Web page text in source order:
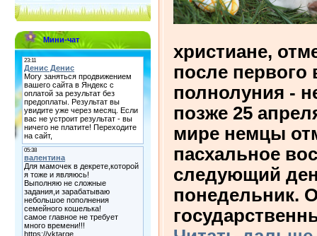
Мини-чат
христиане,
после первого
полнолуния -
позже 25
мире немцы
пасхальное
следующий
понедельник.